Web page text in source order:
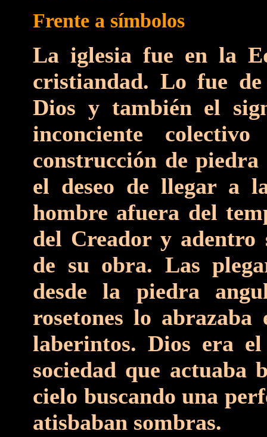
Frente a símbolos
La iglesia fue en la
cristiandad. Lo fue
Dios y también el
inconciente
construcción de piedra
el deseo de llegar a
hombre afuera del
del Creador y adentro
de su obra. Las
desde la piedra
rosetones lo
laberintos. Dios era
sociedad que actuaba
cielo buscando una
atisbaban sombras.